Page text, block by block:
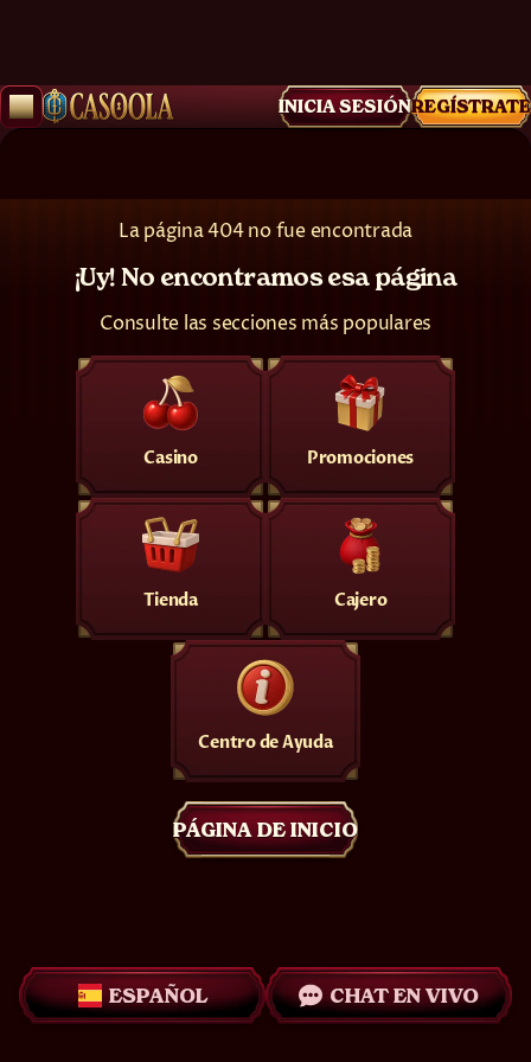
INICIA SESIÓNREGÍSTRATE
La página 404 no fue encontrada
¡Uy! No encontramos esa página
Consulte las secciones más populares
Casino Promociones
Tienda Cajero
Centro de Ayuda
PÁGINA DE INICIO
ESPAÑOL CHAT EN VIVO